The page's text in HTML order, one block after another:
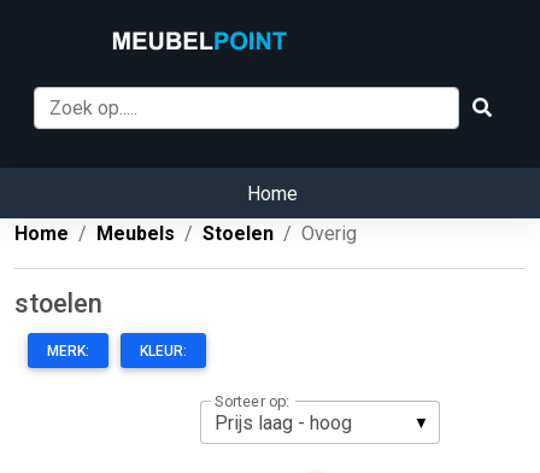
Home
Home
Meubels Stoelen Overig
stoelen
MERK: KLEUR:
Sorteer op: